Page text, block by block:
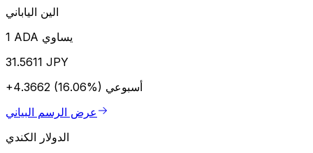
الين الياباني
1 ADA يساوي
31.5611 JPY
+4.3662 (16.06%) أسبوعي
عرض الرسم البياني
الدولار الكندي